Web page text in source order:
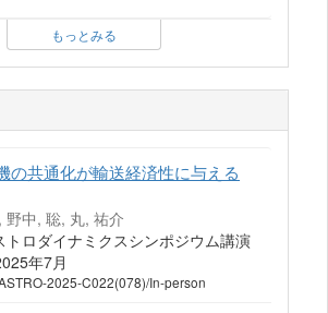
もっとみる
の共通化が輸送経済性に与える
野中, 聡, 丸, 祐介
トロダイナミクスシンポジウム講演
年7月
2025-C022(078)/In-person